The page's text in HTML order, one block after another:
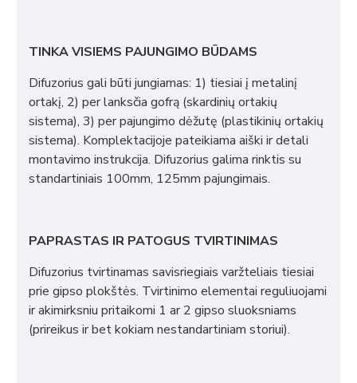
TINKA VISIEMS PAJUNGIMO BŪDAMS
Difuzorius gali būti jungiamas: 1) tiesiai į metalinį
ortakį, 2) per lanksčia gofrą (skardinių ortakių
sistema), 3) per pajungimo dėžutę (plastikinių ortakių
sistema). Komplektacijoje pateikiama aiški ir detali
montavimo instrukcija. Difuzorius galima rinktis su
standartiniais 100mm, 125mm pajungimais.
PAPRASTAS IR PATOGUS TVIRTINIMAS
Difuzorius tvirtinamas savisriegiais varžteliais tiesiai
prie gipso plokštės. Tvirtinimo elementai reguliuojami
ir akimirksniu pritaikomi 1 ar 2 gipso sluoksniams
(prireikus ir bet kokiam nestandartiniam storiui).